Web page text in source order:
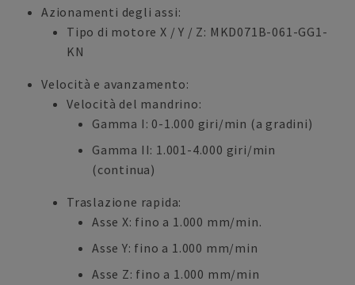
Azionamenti degli assi:
Tipo di motore X / Y / Z: MKD071B-061-GG1-
KN
Velocità e avanzamento:
Velocità del mandrino:
Gamma I: 0-1.000 giri/min (a gradini)
Gamma II: 1.001-4.000 giri/min
(continua)
Traslazione rapida:
Asse X: fino a 1.000 mm/min.
Asse Y: fino a 1.000 mm/min
Asse Z: fino a 1.000 mm/min